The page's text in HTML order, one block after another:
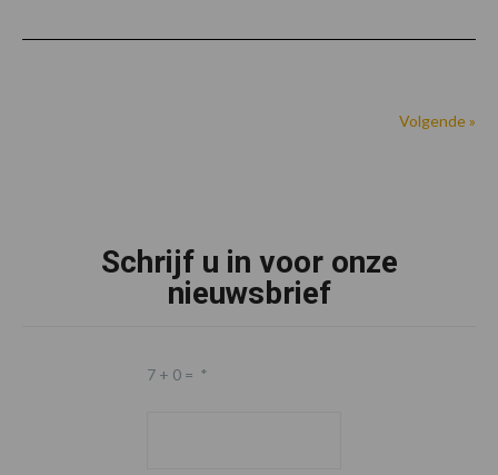
Volgende »
FooterSchrijf u in voor onze
nieuwsbrief
7 + 0 = *